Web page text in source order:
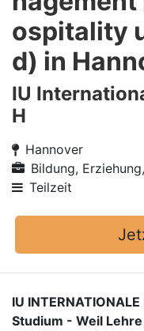
ospitality
d) in
IU
H
Hannover
Bildung,
Teilzeit
IU
Studium - Weil